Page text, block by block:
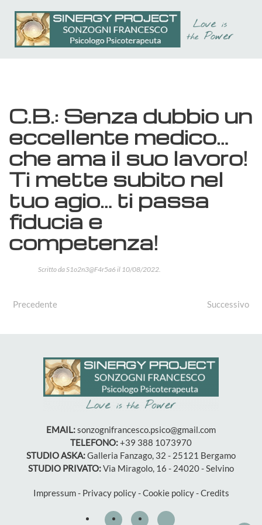
Passa
al
contenuto
C.B.: Senza dubbio un
eccellente medico…
che ama il suo lavoro!
Ti mette subito nel
tuo agio… ti passa
fiducia e
competenza!
Scritto daS1o2n3@F4r5a6il 10/08/2022.
Precedente Successivo
EMAIL:sonzognifrancesco.psico@gmail.com
TELEFONO:+39 388 1073970
STUDIO ASKA:Galleria Fanzago, 32 - 25121 Bergamo
STUDIO PRIVATO:Via Miragolo, 16 - 24020 - Selvino
Impressum- Privacy policy-Cookie policy-Credits